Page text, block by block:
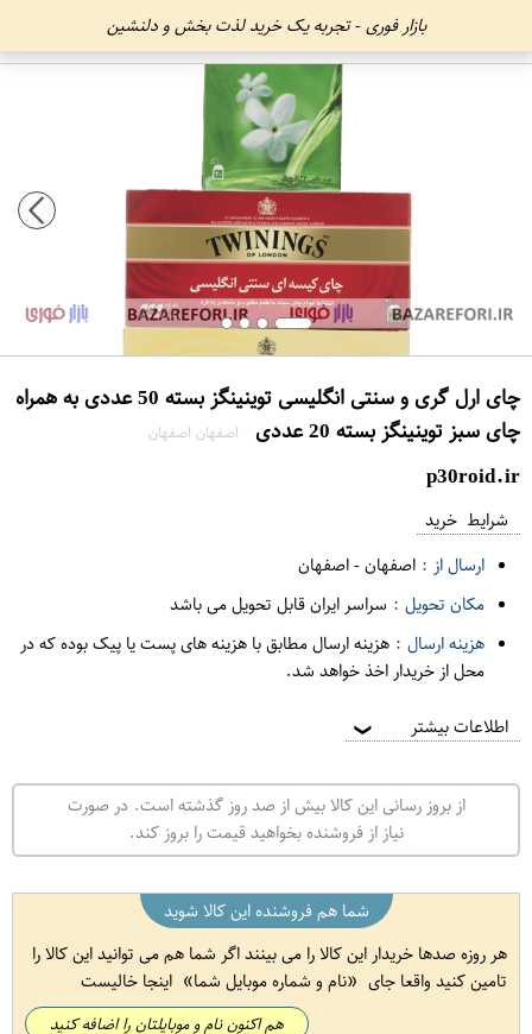
بازار فوری - تجربه یک خرید لذت بخش و دلنشین
چای ارل گری و سنتی انگلیسی توینینگز بسته 50 عددی به همراه
چای سبز توینینگز بسته 20 عددی
اصفهان اصفهان
p30roid.ir
شرایط خرید
ارسال از : اصفهان-اصفهان
مکان تحویل : سراسر ایران قابل تحویل می باشد
هزینه ارسال : هزینه ارسال مطابق با هزینه های پست یا پیک بوده که در
محل از خریدار اخذ خواهد شد.
اطلاعات بیشتر ❯
از بروز رسانی این کالا بیش از صد روز گذشته است. در صورت
نیاز از فروشنده بخواهید قیمت را بروز کند.
شما هم فروشنده این کالا شوید
هر روزه صدها خریدار این کالا را می بینند اگر شما هم می توانید این کالا را
تامین کنید واقعا جای
نام و شماره موبایل شما اینجا خالیست
هم اکنون نام و موبایلتان را اضافه کنید